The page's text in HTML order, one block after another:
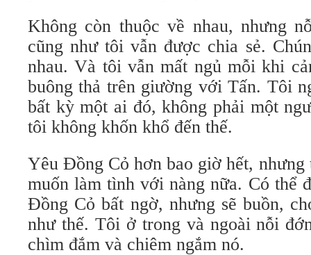
Không còn thuộc về nhau, nhưng
cũng như tôi vẫn được chia sẻ.
nhau. Và tôi vẫn mất ngủ mỗi khi
buông thả trên giường với Tấn. Tôi
bất kỳ một ai đó, không phải một
tôi không khốn khổ đến thế.
Yêu Đồng Cỏ hơn bao giờ hết, nhưng
muốn làm tình với nàng nữa. Có thể
Đồng Cỏ bất ngờ, nhưng sẽ buồn,
như thế. Tôi ở trong và ngoài nỗi
chìm đắm và chiêm ngắm nó.